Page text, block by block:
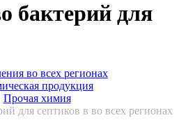
бактерий для
во всех регионах
продукция
Прочая химия
для септиков в во всех регионах